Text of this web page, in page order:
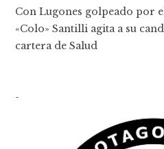
Con Lugones golpeado por
«Colo» Santilli agita a su
cartera de Salud
-